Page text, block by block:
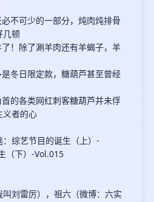
不可少的一部分，炖肉炖排骨
几顿
！除了涮羊肉还有羊蝎子，羊
冬日限定款，糖葫芦甚至曾经
的各类网红刺客糖葫芦并未俘
义者的心
综艺节目的诞生（上）-
（下）-Vol.015
刘雷厉），祖六（微博：六实